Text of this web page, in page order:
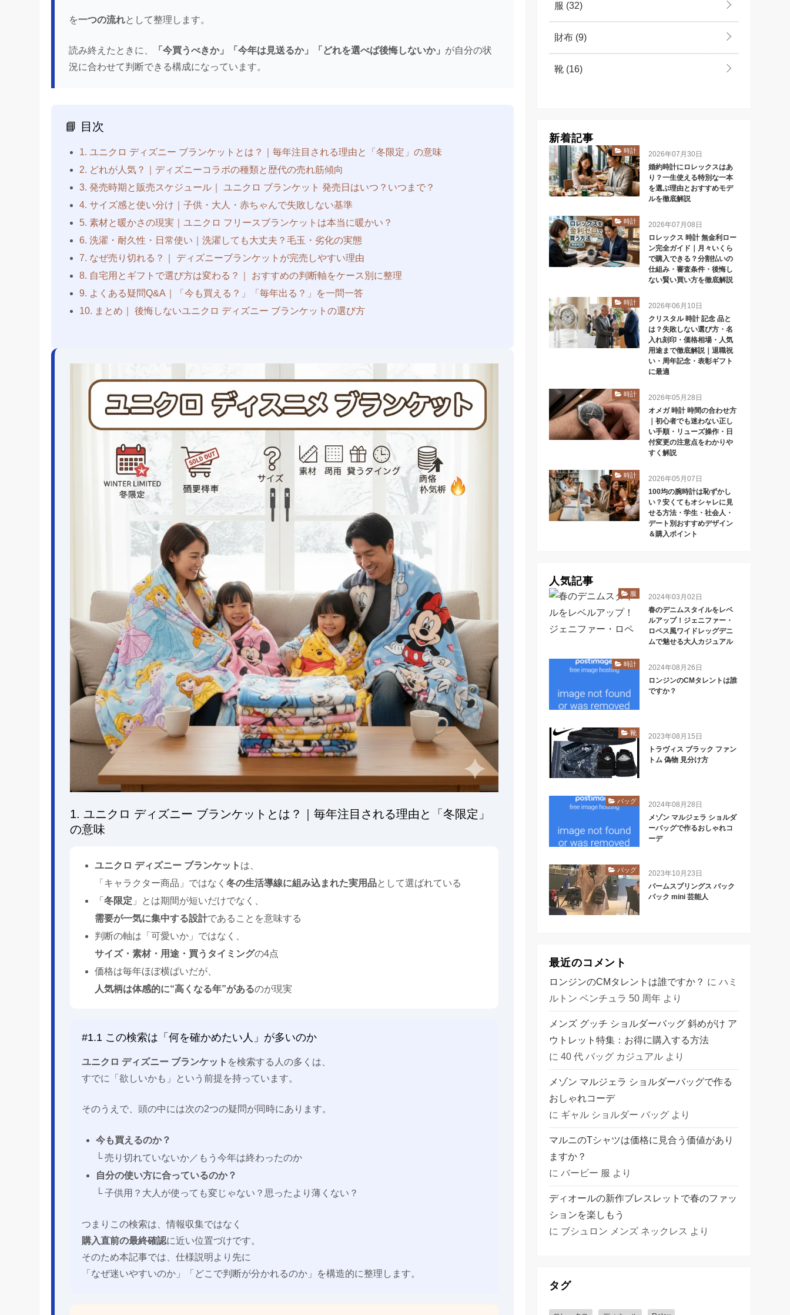
を一つの流れとして整理します。
読み終えたときに、 「今買うべきか」「今年は見送るか」「どれを選べば後悔しないか」 が自分の状
況に合わせて判断できる構成になっています。
📘 目次
1.ユニクロ ディズニー ブランケット とは？ ｜毎年注目される理由と「冬限定」の意味
2. どれが人気？
ディズニーコラボの種類と歴代の売れ筋傾向
3. 発売時期と販売スケジュール
ユニクロ ブランケット 発売日 はいつ？いつまで？
4. サイズ感と使い分け ｜子供・大人・赤ちゃんで失敗しない基準
5. 素材と暖かさの現実 ｜ユニクロ フリースブランケット は本当に暖かい？
6. 洗濯・耐久性・日常使い ｜洗濯しても大丈夫？毛玉・劣化の実態
7. なぜ売り切れる？
ディズニーブランケットが完売しやすい理由
8. 自宅用とギフトで選び方は変わる？
おすすめの判断軸をケース別に整理
9. よくある疑問Q&A
「今も買える？」「毎年出る？」を一問一答
10. まとめ｜ 後悔しないユニクロ ディズニー ブランケットの選び方
1. ユニクロ ディズニー ブランケットとは？｜毎年注目される理由と「冬限定」
の意味
ユニクロ ディズニー ブランケット は、
「キャラクター商品」ではなく冬の生活導線に組み込まれた実用品として選ばれている
「冬限定 」とは期間が短いだけでなく、
需要が一気に集中する設計であることを意味する
判断の軸は「可愛いか」ではなく、
サイズ・素材・用途・買うタイミングの4点
価格は毎年ほぼ横ばいだが、
人気柄は体感的に“高くなる年”があるのが現実
#1.1 この検索は「何を確かめたい人」が多いのか
ユニクロ ディズニー ブランケット を検索する人の多くは、
すでに「欲しいかも」という前提を持っています。
そのうえで、頭の中には次の2つの疑問が同時にあります。
今も買えるのか？
└ 売り切れていないか／もう今年は終わったのか
自分の使い方に合っているのか？
└ 子供用？大人が使っても変じゃない？思ったより薄くない？
つまりこの検索は、情報収集ではなく
購入直前の最終確認に近い位置づけです。
そのため本記事では、仕様説明より先に
「なぜ迷いやすいのか」「どこで判断が分かれるのか」を構造的に整理します。
服 (32)
財布 (9)
靴 (16)
新着記事
時計
2026年07月30日
婚約時計にロレックスはあ
り？一生使える特別な一本
を選ぶ理由とおすすめモデ
ルを徹底解説
時計
2026年07月08日
ロレックス 時計 無金利ロー
ン完全ガイド｜月々いくら
で購入できる？分割払いの
仕組み・審査条件・後悔し
ない賢い買い方を徹底解説
時計
2026年06月10日
クリスタル 時計 記念 品と
は？失敗しない選び方・名
入れ刻印・価格相場・人気
用途まで徹底解説｜退職祝
い・周年記念・表彰ギフト
に最適
時計
2026年05月28日
オメガ 時計 時間の合わせ方
｜初心者でも迷わない正し
い手順・リューズ操作・日
付変更の注意点をわかりや
すく解説
時計
2026年05月07日
100均の腕時計は恥ずかし
い？安くてもオシャレに見
せる方法・学生・社会人・
デート別おすすめデザイン
＆購入ポイント
人気記事
服
2024年03月02日
春のデニムスタイルをレベ
ルアップ！ジェニファー・
ロペス風ワイドレッグデニ
ムで魅せる大人カジュアル
時計
2024年08月26日
ロンジンのCMタレントは誰
ですか？
靴
2023年08月15日
トラヴィス ブラック ファン
トム 偽物 見分け方
バッグ
2024年08月28日
メゾン マルジェラ ショルダ
ーバッグで作るおしゃれコ
ーデ
バッグ
2023年10月23日
パームスプリングス バック
パック mini 芸能人
最近のコメント
ロンジンのCMタレントは誰ですか？ に ハミ
ルトン ベンチュラ 50 周年より
メンズ グッチ ショルダーバッグ 斜めがけ ア
ウトレット特集：お得に購入する方法
に 40 代 バッグ カジュアルより
メゾン マルジェラ ショルダーバッグで作る
おしゃれコーデ
に ギャル ショルダー バッグより
マルニのTシャツは価格に見合う価値があり
ますか？
に バービー 服 より
ディオールの新作ブレスレットで春のファッ
ションを楽しもう
に ブシュロン メンズ ネックレス より
タグ